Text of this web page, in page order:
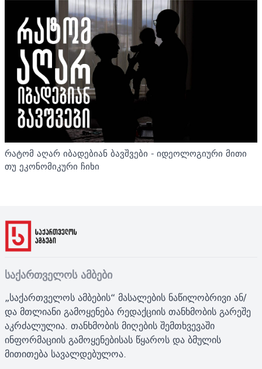
რატომ აღარ იბადებიან ბავშვები - იდეოლოგიური მითი
თუ ეკონომიკური ჩიხი
საქართველოს ამბები
„საქართველოს ამბების“ მასალების ნაწილობრივი ან/
და მთლიანი გამოყენება რედაქციის თანხმობის გარეშე
აკრძალულია. თანხმობის მიღების შემთხვევაში
ინფორმაციის გამოყენებისას წყაროს და ბმულის
მითითება სავალდებულოა.